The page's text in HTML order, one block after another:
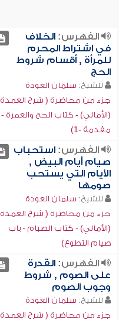
الفهرس:الخلاف
في اشتراط المحرم
للمرأة , أقسام شروط
الحج
للشيخ: سلمان العودة
جزء من محاضرة ( شرح العمدة
(الأمالي) - كتاب الحج والعمرة -
مقدمة -1)
الفهرس:استحباب
صيام أيام البيض ,
الأيام التي يستحب
صومها
للشيخ: سلمان العودة
جزء من محاضرة ( شرح العمدة
(الأمالي) - كتاب الصيام - باب
صيام التطوع)
الفهرس:القدرة
على الصوم , شروط
وجوب الصوم
للشيخ: سلمان العودة
جزء من محاضرة ( شرح العمدة